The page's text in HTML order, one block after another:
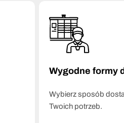
Wygodne formy
Wybierz sposób
Twoich potrzeb.